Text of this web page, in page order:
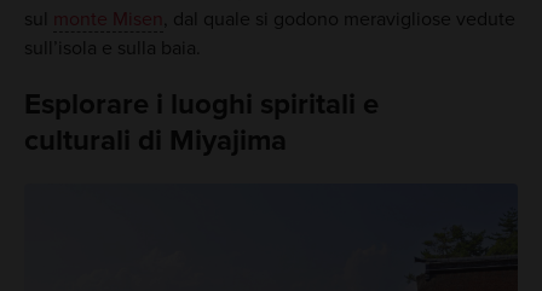
sul
monte Misen , dal quale si godono meravigliose vedute
sull’isola e sulla baia.
Esplorare i luoghi spiritali e
culturali di Miyajima